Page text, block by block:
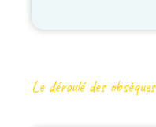
Le déroulé des obsèques